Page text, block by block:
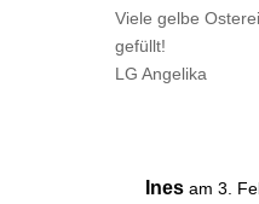
Viele gelbe
gefüllt!
LG Angelika
Ines am 3.